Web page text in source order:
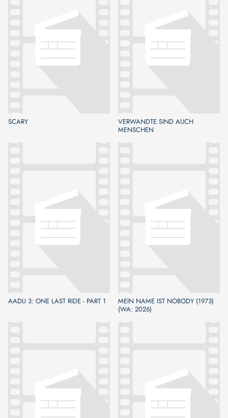
SCARY
VERWANDTE SIND AUCH
MENSCHEN
AADU 3: ONE LAST RIDE - PART 1
MEIN NAME IST NOBODY (1973)
(WA: 2026)